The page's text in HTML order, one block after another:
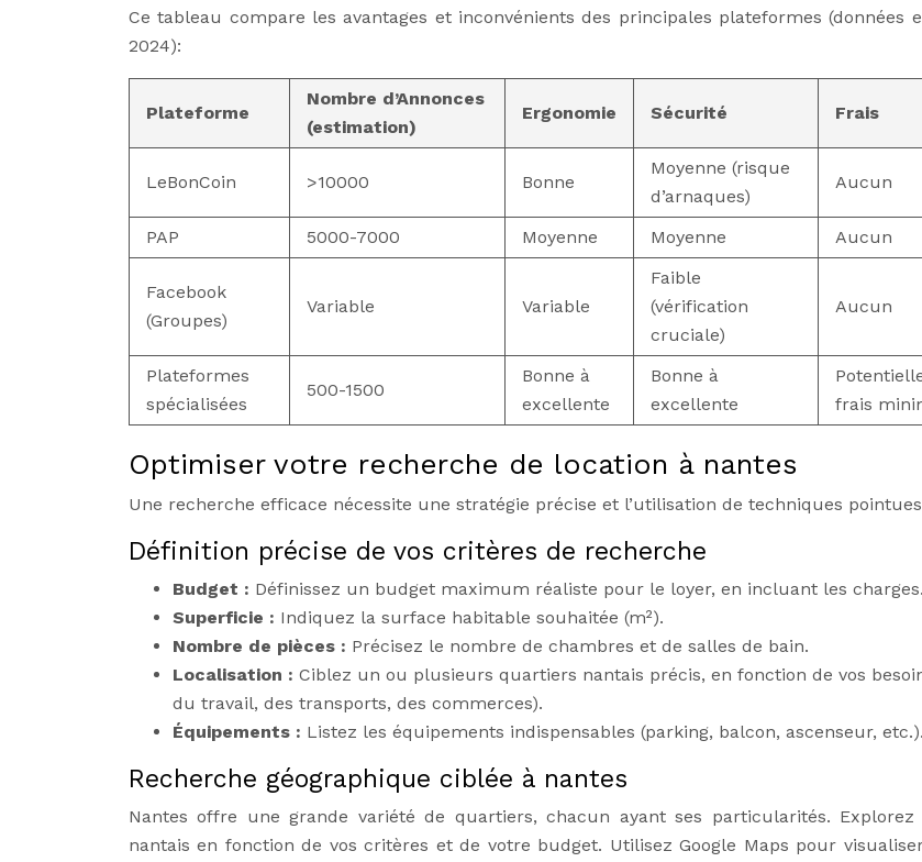
Ce tableau compare les avantages et inconvénients des principales plateformes (données
2024):
Plateforme
Nombre d’Annonces
(estimation)
Ergonomie Sécurité Frais
LeBonCoin >10000 Bonne
Moyenne (risque
d’arnaques)
Aucun
PAP 5000-7000 Moyenne Moyenne Aucun
Facebook
(Groupes)
Variable Variable
Faible
(vérification
cruciale)
Aucun
Plateformes
spécialisées
500-1500
Bonne à
excellente
Bonne à
excellente
frais
Optimiser votre recherche de location à nantes
Une recherche efficace nécessite une stratégie précise et l’utilisation de techniques
Définition précise de vos critères de recherche
Budget : Définissez un budget maximum réaliste pour le loyer, en incluant les charges.
Superficie : Indiquez la surface habitable souhaitée (m²).
Nombre de pièces : Précisez le nombre de chambres et de salles de bain.
Localisation : Ciblez un ou plusieurs quartiers nantais précis, en fonction de vos
du travail, des transports, des commerces).
Équipements : Listez les équipements indispensables (parking, balcon, ascenseur, etc.).
Recherche géographique ciblée à nantes
Nantes offre une grande variété de quartiers, chacun ayant ses particularités.
nantais en fonction de vos critères et de votre budget. Utilisez Google Maps pour